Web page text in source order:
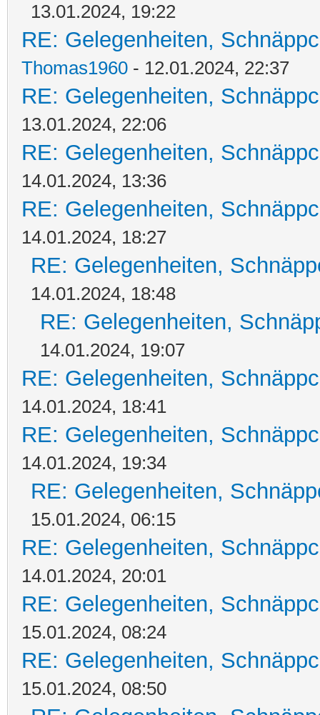
13.01.2024, 19:22
RE: Gelegenheiten,
Thomas1960 - 12.01.2024, 22:37
RE: Gelegenheiten,
13.01.2024, 22:06
RE: Gelegenheiten,
14.01.2024, 13:36
RE: Gelegenheiten,
14.01.2024, 18:27
RE: Gelegenheiten,
14.01.2024, 18:48
RE: Gelegenheiten,
14.01.2024, 19:07
RE: Gelegenheiten,
14.01.2024, 18:41
RE: Gelegenheiten,
14.01.2024, 19:34
RE: Gelegenheiten,
15.01.2024, 06:15
RE: Gelegenheiten,
14.01.2024, 20:01
RE: Gelegenheiten,
15.01.2024, 08:24
RE: Gelegenheiten,
15.01.2024, 08:50